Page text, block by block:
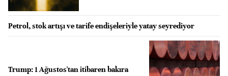
Petrol, stok artışı ve tarife endişeleriyle yatay seyrediyor
Trump: 1 Ağustos'tan itibaren bakıra